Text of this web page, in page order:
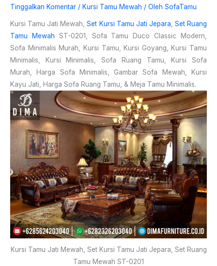
Tinggalkan Komentar / Kursi Tamu Mewah / OlehSofaTamu
Kursi Tamu Jati Mewah,Set Kursi Tamu Jati Jepara, Set Ruang
Tamu Mewah ST-0201, Sofa Tamu Duco Classic Modern,
Sofa Minimalis Murah, Kursi Tamu, Kursi Goyang, Kursi Tamu
Minimalis, Kursi Minimalis, Sofa Ruang Tamu, Kursi Sofa
Murah, Harga Sofa Minimalis, Gambar Sofa Mewah, Kursi
Kayu Jati, Harga Sofa Ruang Tamu, & Meja Tamu Minimalis.
Kursi Tamu Jati Mewah, Set Kursi Tamu Jati Jepara, Set Ruang
Tamu Mewah ST-0201